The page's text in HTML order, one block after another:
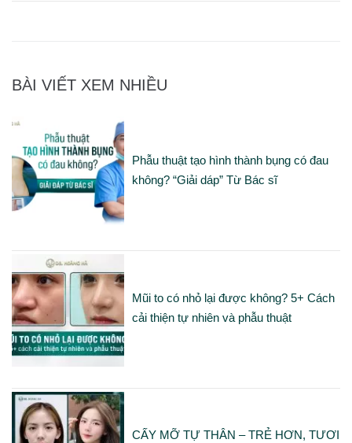
BÀI VIẾT XEM NHIỀU
Phẫu thuật tạo hình thành bụng có đau
không? “Giải dáp” Từ Bác sĩ
Mũi to có nhỏ lại được không? 5+ Cách
cải thiện tự nhiên và phẫu thuật
CẤY MỠ TỰ THÂN – TRẺ HƠN, TƯƠI